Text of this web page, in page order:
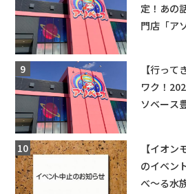
定！あの
門店「ア
【行っ
ワク！
ソベース
【イオ
のイベン
べ〜る水